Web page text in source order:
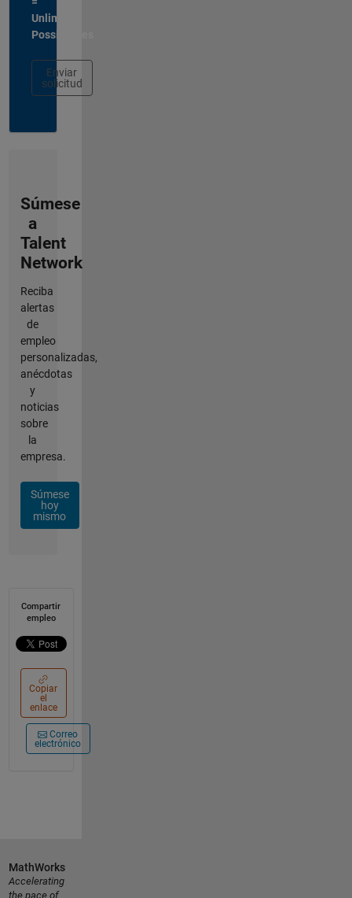
Unlimited
Possibilities
Enviar
solicitud
Súmese
a
Talent
Network
Reciba
alertas
de
empleo
personalizadas,
anécdotas
y
noticias
sobre
la
empresa.
Súmese
hoy
mismo
Compartir
empleo
Copiar
el
enlace
Correo
electrónico
MathWorks
Accelerating
the pace of